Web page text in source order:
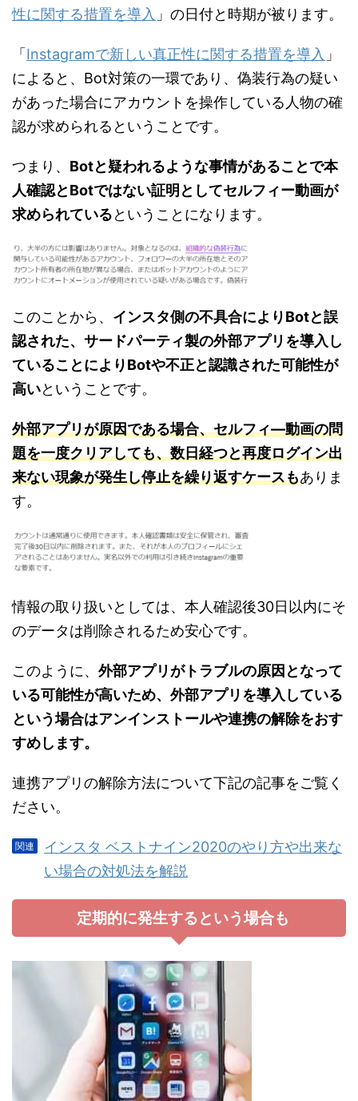
性に関する措置を導入 」の日付と時期が被ります。
「 Instagramで新しい真正性に関する措置を導入 」
によると、Bot対策の一環であり、偽装行為の疑い
があった場合にアカウントを操作している人物の確
認が求められるということです。
つまり、 Botと疑われるような事情があることで本
人確認とBotではない証明としてセルフィー動画が
求められているということになります。
このことから、 インスタ側の不具合によりBotと誤
認された、サードパーティ製の外部アプリを導入し
ていることによりBotや不正と認識された可能性が
高いということです。
外部アプリが原因である場合、セルフィ―動画の問
題を一度クリアしても、数日経つと再度ログイン出
来ない現象が発生し停止を繰り返すケースもありま
す。
情報の取り扱いとしては、本人確認後30日以内にそ
のデータは削除されるため安心です。
このように、 外部アプリがトラブルの原因となって
いる可能性が高いため、外部アプリを導入している
という場合はアンインストールや連携の解除をおす
すめします。
連携アプリの解除方法について下記の記事をご覧く
ださい。
インスタ ベストナイン2020のやり方や出来な
い場合の対処法を解説
定期的に発生するという場合も